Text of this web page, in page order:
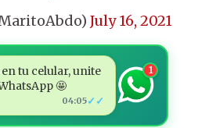
July 16, 2021
tu celular, unite
🤩
04:05✓✓
1